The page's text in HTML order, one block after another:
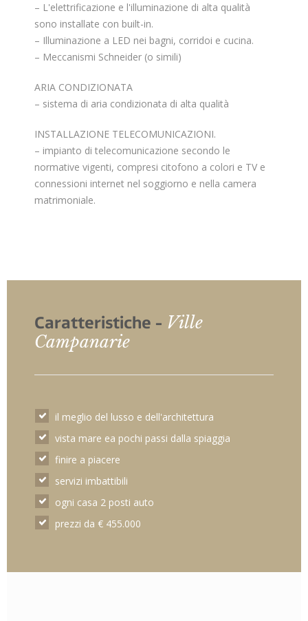
– L'elettrificazione e l'illuminazione di alta qualità
sono installate con built-in.
– Illuminazione a LED nei bagni, corridoi e cucina.
– Meccanismi Schneider (o simili)
ARIA CONDIZIONATA
– sistema di aria condizionata di alta qualità
INSTALLAZIONE TELECOMUNICAZIONI.
– impianto di telecomunicazione secondo le
normative vigenti, compresi citofono a colori e TV e
connessioni internet nel soggiorno e nella camera
matrimoniale.
Caratteristiche - Ville
Campanarie
il meglio del lusso e dell'architettura
vista mare ea pochi passi dalla spiaggia
finire a piacere
servizi imbattibili
ogni casa 2 posti auto
prezzi da € 455.000